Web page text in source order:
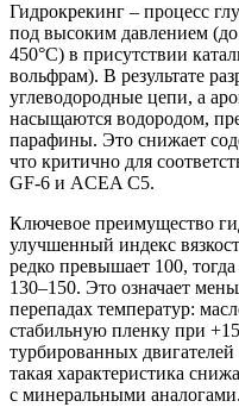
Гидрокрекинг – процесс
под высоким давлением
450°C) в присутствии
вольфрам). В результате
углеводородные цепи, а
насыщаются водородом,
парафины. Это снижает
что критично для
GF-6 и ACEA C5.
Ключевое преимущество
улучшенный индекс
редко превышает 100,
130–150. Это означает
перепадах температур:
стабильную пленку при
турбированных
такая характеристика
с минеральными аналогами.